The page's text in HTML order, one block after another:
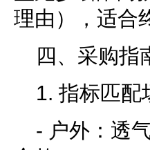
理由），适合
四、采购指
1. 指标匹配
- 户外：透